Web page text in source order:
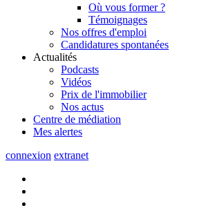
Où vous former ?
Témoignages
Nos offres d'emploi
Candidatures spontanées
Actualités
Podcasts
Vidéos
Prix de l'immobilier
Nos actus
Centre de médiation
Mes alertes
connexion extranet